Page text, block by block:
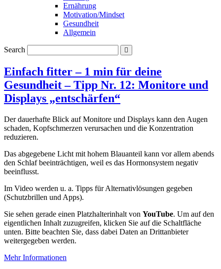
Ernährung
Motivation/Mindset
Gesundheit
Allgemein
Search
Einfach fitter – 1 min für deine
Gesundheit – Tipp Nr. 12: Monitore und
Displays „entschärfen“
Der dauerhafte Blick auf Monitore und Displays kann den Augen
schaden, Kopfschmerzen verursachen und die Konzentration
reduzieren.
Das abgegebene Licht mit hohem Blauanteil kann vor allem abends
den Schlaf beeinträchtigen, weil es das Hormonsystem negativ
beeinflusst.
Im Video werden u. a. Tipps für Alternativlösungen gegeben
(Schutzbrillen und Apps).
Sie sehen gerade einen Platzhalterinhalt von YouTube. Um auf den
eigentlichen Inhalt zuzugreifen, klicken Sie auf die Schaltfläche
unten. Bitte beachten Sie, dass dabei Daten an Drittanbieter
weitergegeben werden.
Mehr Informationen